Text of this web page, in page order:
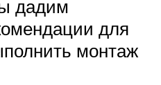
дадим
для
монтаж